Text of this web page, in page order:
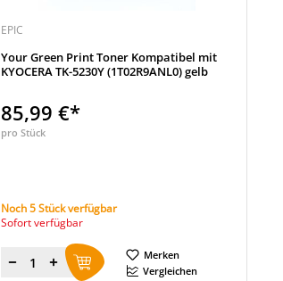
EPIC
Your Green Print Toner Kompatibel mit
KYOCERA TK-5230Y (1T02R9ANL0) gelb
85,99 €*
pro Stück
Noch 5 Stück verfügbar
Sofort verfügbar
Menge
Merken
Vergleichen